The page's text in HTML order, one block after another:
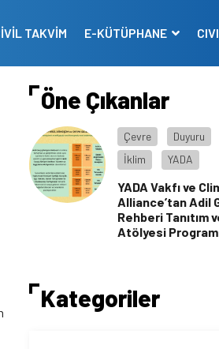
TAKVİM E-KÜTÜPHANE
Öne Çıkanlar
Çevre Duyuru
İklim
YADA
YADA Vakfı ve
Alliance’tan Adil
Rehberi Tanıtım
Atölyesi
Kategoriler